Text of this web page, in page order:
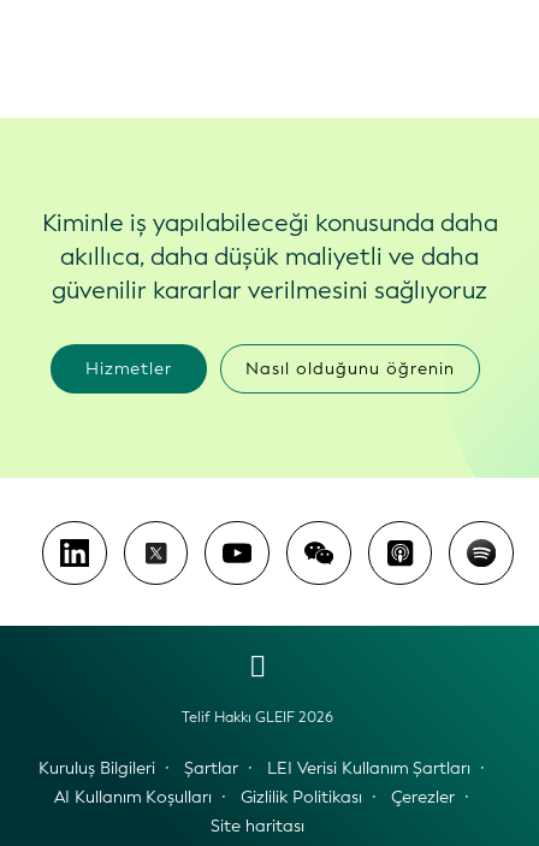
Kiminle iş yapılabileceği konusunda daha
akıllıca, daha düşük maliyetli ve daha
güvenilir kararlar verilmesini sağlıyoruz
Hizmetler Nasıl olduğunu öğrenin
Telif Hakkı GLEIF 2026
Kuruluş Bilgileri Şartlar
LEI Verisi Kullanım Şartları
AI Kullanım Koşulları
Gizlilik Politikası
Çerezler
Site haritası